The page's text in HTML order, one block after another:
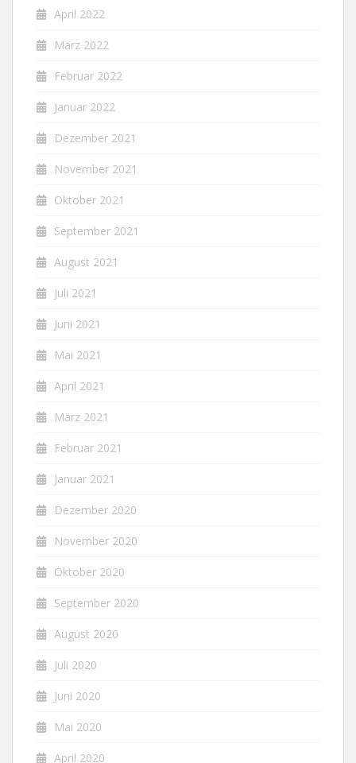
April 2022
März 2022
Februar 2022
Januar 2022
Dezember 2021
November 2021
Oktober 2021
September 2021
August 2021
Juli 2021
Juni 2021
Mai 2021
April 2021
März 2021
Februar 2021
Januar 2021
Dezember 2020
November 2020
Oktober 2020
September 2020
August 2020
Juli 2020
Juni 2020
Mai 2020
April 2020